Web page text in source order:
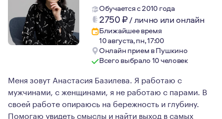
Обучается с 2010 года
2750₽/лично или онлайн
Ближайшее время
10 августа, пн, 17:00
Онлайн прием в Пушкино
Всего выбрало 10 человек
Меня зовут Анастасия Базилева. Я работаю с
мужчинами, с женщинами, я не работаю с парами. В
своей работе опираюсь на бережность и глубину.
Помогаю увидеть смыслы и найти выход в самых